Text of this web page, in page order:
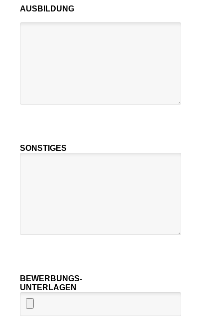
lasse
dieses
Feld
AUSBILDUNG
SONSTIGES
BEWERBUNGS-
UNTERLAGEN